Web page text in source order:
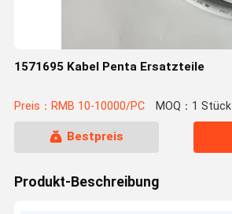
1571695 Kabel Penta Ersatzteile
Preis：RMB 10-10000/PC MOQ：1 Stück
Bestpreis
Produkt-Beschreibung